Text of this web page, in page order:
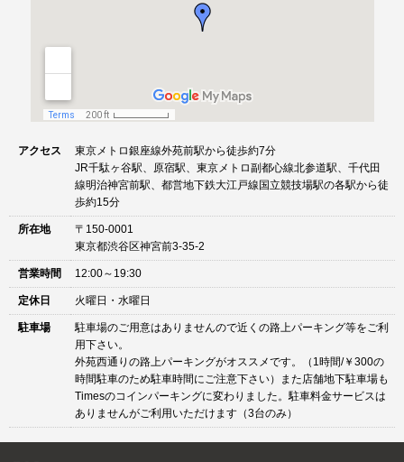
アクセス
東京メトロ銀座線外苑前駅から徒歩約7分
JR千駄ヶ谷駅、原宿駅、東京メトロ副都心線北参道駅、千代田
線明治神宮前駅、都営地下鉄大江戸線国立競技場駅の各駅から徒
歩約15分
所在地
〒150-0001
東京都渋谷区神宮前3-35-2
営業時間 12:00～19:30
定休日 火曜日・水曜日
駐車場
駐車場のご用意はありませんので近くの路上パーキング等をご利
用下さい。
外苑西通りの路上パーキングがオススメです。（1時間/￥300の
時間駐車のため駐車時間にご注意下さい）また店舗地下駐車場も
Timesのコインパーキングに変わりました。駐車料金サービスは
ありませんがご利用いただけます（3台のみ）